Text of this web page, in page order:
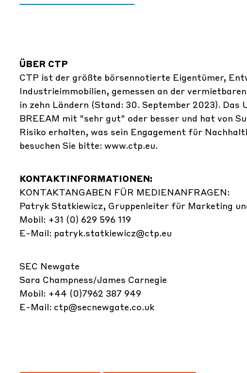
ÜBER CTP
CTP ist der größte börsennotierte Eigentümer,
Industrieimmobilien, gemessen an der
in zehn Ländern (Stand: 30. September 2023).
BREEAM mit "sehr gut" oder besser und hat von
Risiko erhalten, was sein Engagement für
besuchen Sie bitte: www.ctp.eu.
KONTAKTINFORMATIONEN:
KONTAKTANGABEN FÜR MEDIENANFRAGEN:
Patryk Statkiewicz, Gruppenleiter für Marketing
Mobil: +31 (0) 629 596 119
E-Mail: patryk.statkiewicz@ctp.eu
SEC Newgate
Sara Champness/James Carnegie
Mobil: +44 (0)7962 387 949
E-Mail: ctp@secnewgate.co.uk